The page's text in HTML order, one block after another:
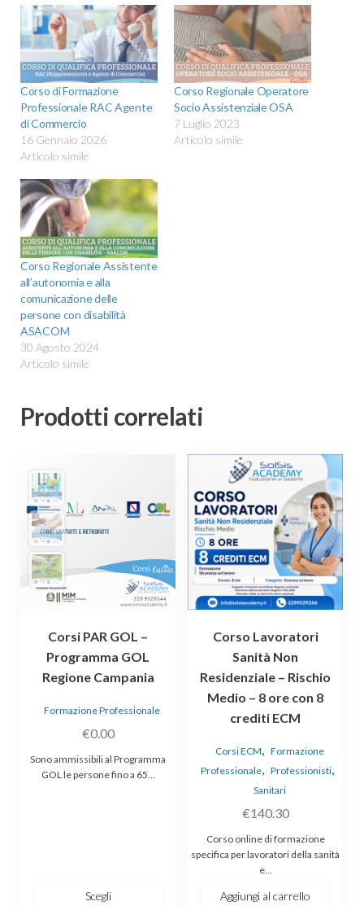
Corso di Formazione
Professionale RAC Agente
di Commercio
16 Gennaio 2026
Articolo simile
Corso Regionale Operatore
Socio Assistenziale OSA
7 Luglio 2023
Articolo simile
Corso Regionale Assistente
all’autonomia e alla
comunicazione delle
persone con disabilità
ASACOM
30 Agosto 2024
Articolo simile
Prodotti correlati
Corsi PAR GOL –
Programma GOL
Regione Campania
Formazione Professionale
€0.00
Sono ammissibili al Programma
GOL le persone fino a 65…
Scegli
prodotto
ha
più
varianti.
Le
opzioni
possono
scelte
pagina
prodotto
Corso Lavoratori
Sanità Non
Residenziale – Rischio
Medio – 8 ore con 8
crediti ECM
Corsi ECM, Formazione
Professionale, Professionisti,
Sanitari
€140.30
Corso online di formazione
specifica per lavoratori della sanità
e…
Aggiungi al carrello